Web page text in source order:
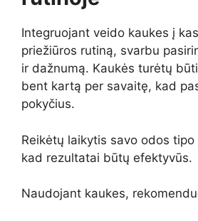
Integruojant veido kaukes į
priežiūros rutiną, svarbu
ir dažnumą. Kaukės turėtų
bent kartą per savaitę, kad
pokyčius.
Reikėtų laikytis savo odos tipo
kad rezultatai būtų efektyvūs.
Naudojant kaukes,